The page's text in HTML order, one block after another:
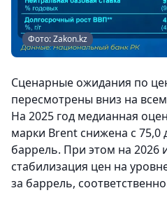
Фото: Zakon.kz
Сценарные ожидания по
пересмотрены вниз на
На 2025 год медианная
марки Brent снижена с 75,0
баррель. При этом на 2026
стабилизация цен на
за баррель,